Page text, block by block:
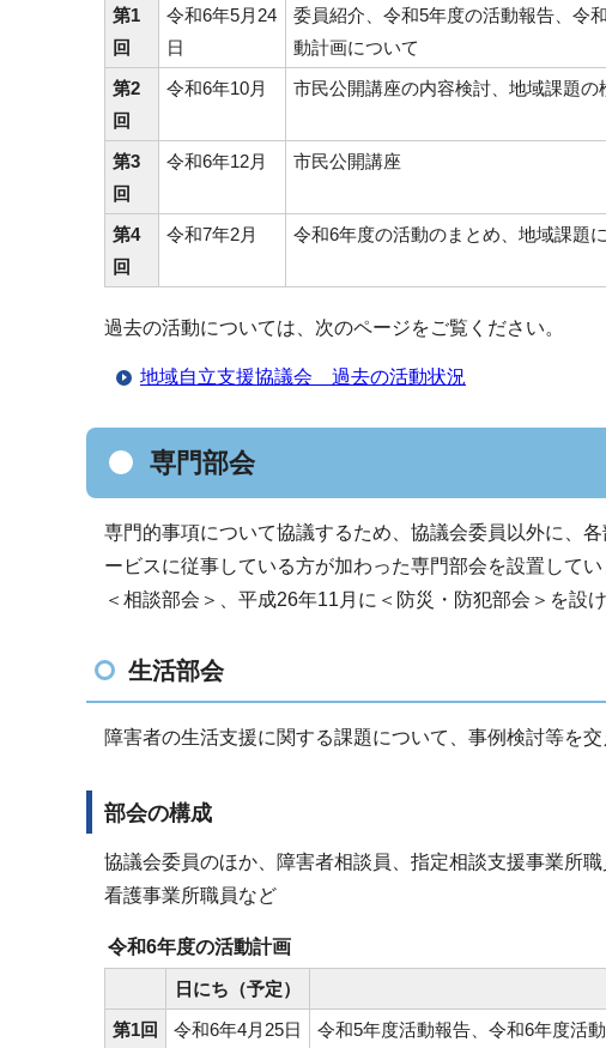
第1
回
令和6年5月24
日
委員紹介、令和5年度の活動報告、令
動計画について
第2
回
令和6年10月 市民公開講座の内容検討、地域課題
第3
回
令和6年12月 市民公開講座
第4
回
令和7年2月 令和6年度の活動のまとめ、地域課題
過去の活動については、次のページをご覧ください。
地域自立支援協議会 過去の活動状況
専門部会
専門的事項について協議するため、協議会委員以外に、
ービスに従事している方が加わった専門部会を設置して
＜相談部会＞、平成26年11月に＜防災・防犯部会＞を設
生活部会
障害者の生活支援に関する課題について、事例検討等を交
部会の構成
協議会委員のほか、障害者相談員、指定相談支援事業所
看護事業所職員など
令和6年度の活動計画
日にち（予定）
第1回
令和6年4月25日
令和5年度活動報告、令和6年度活